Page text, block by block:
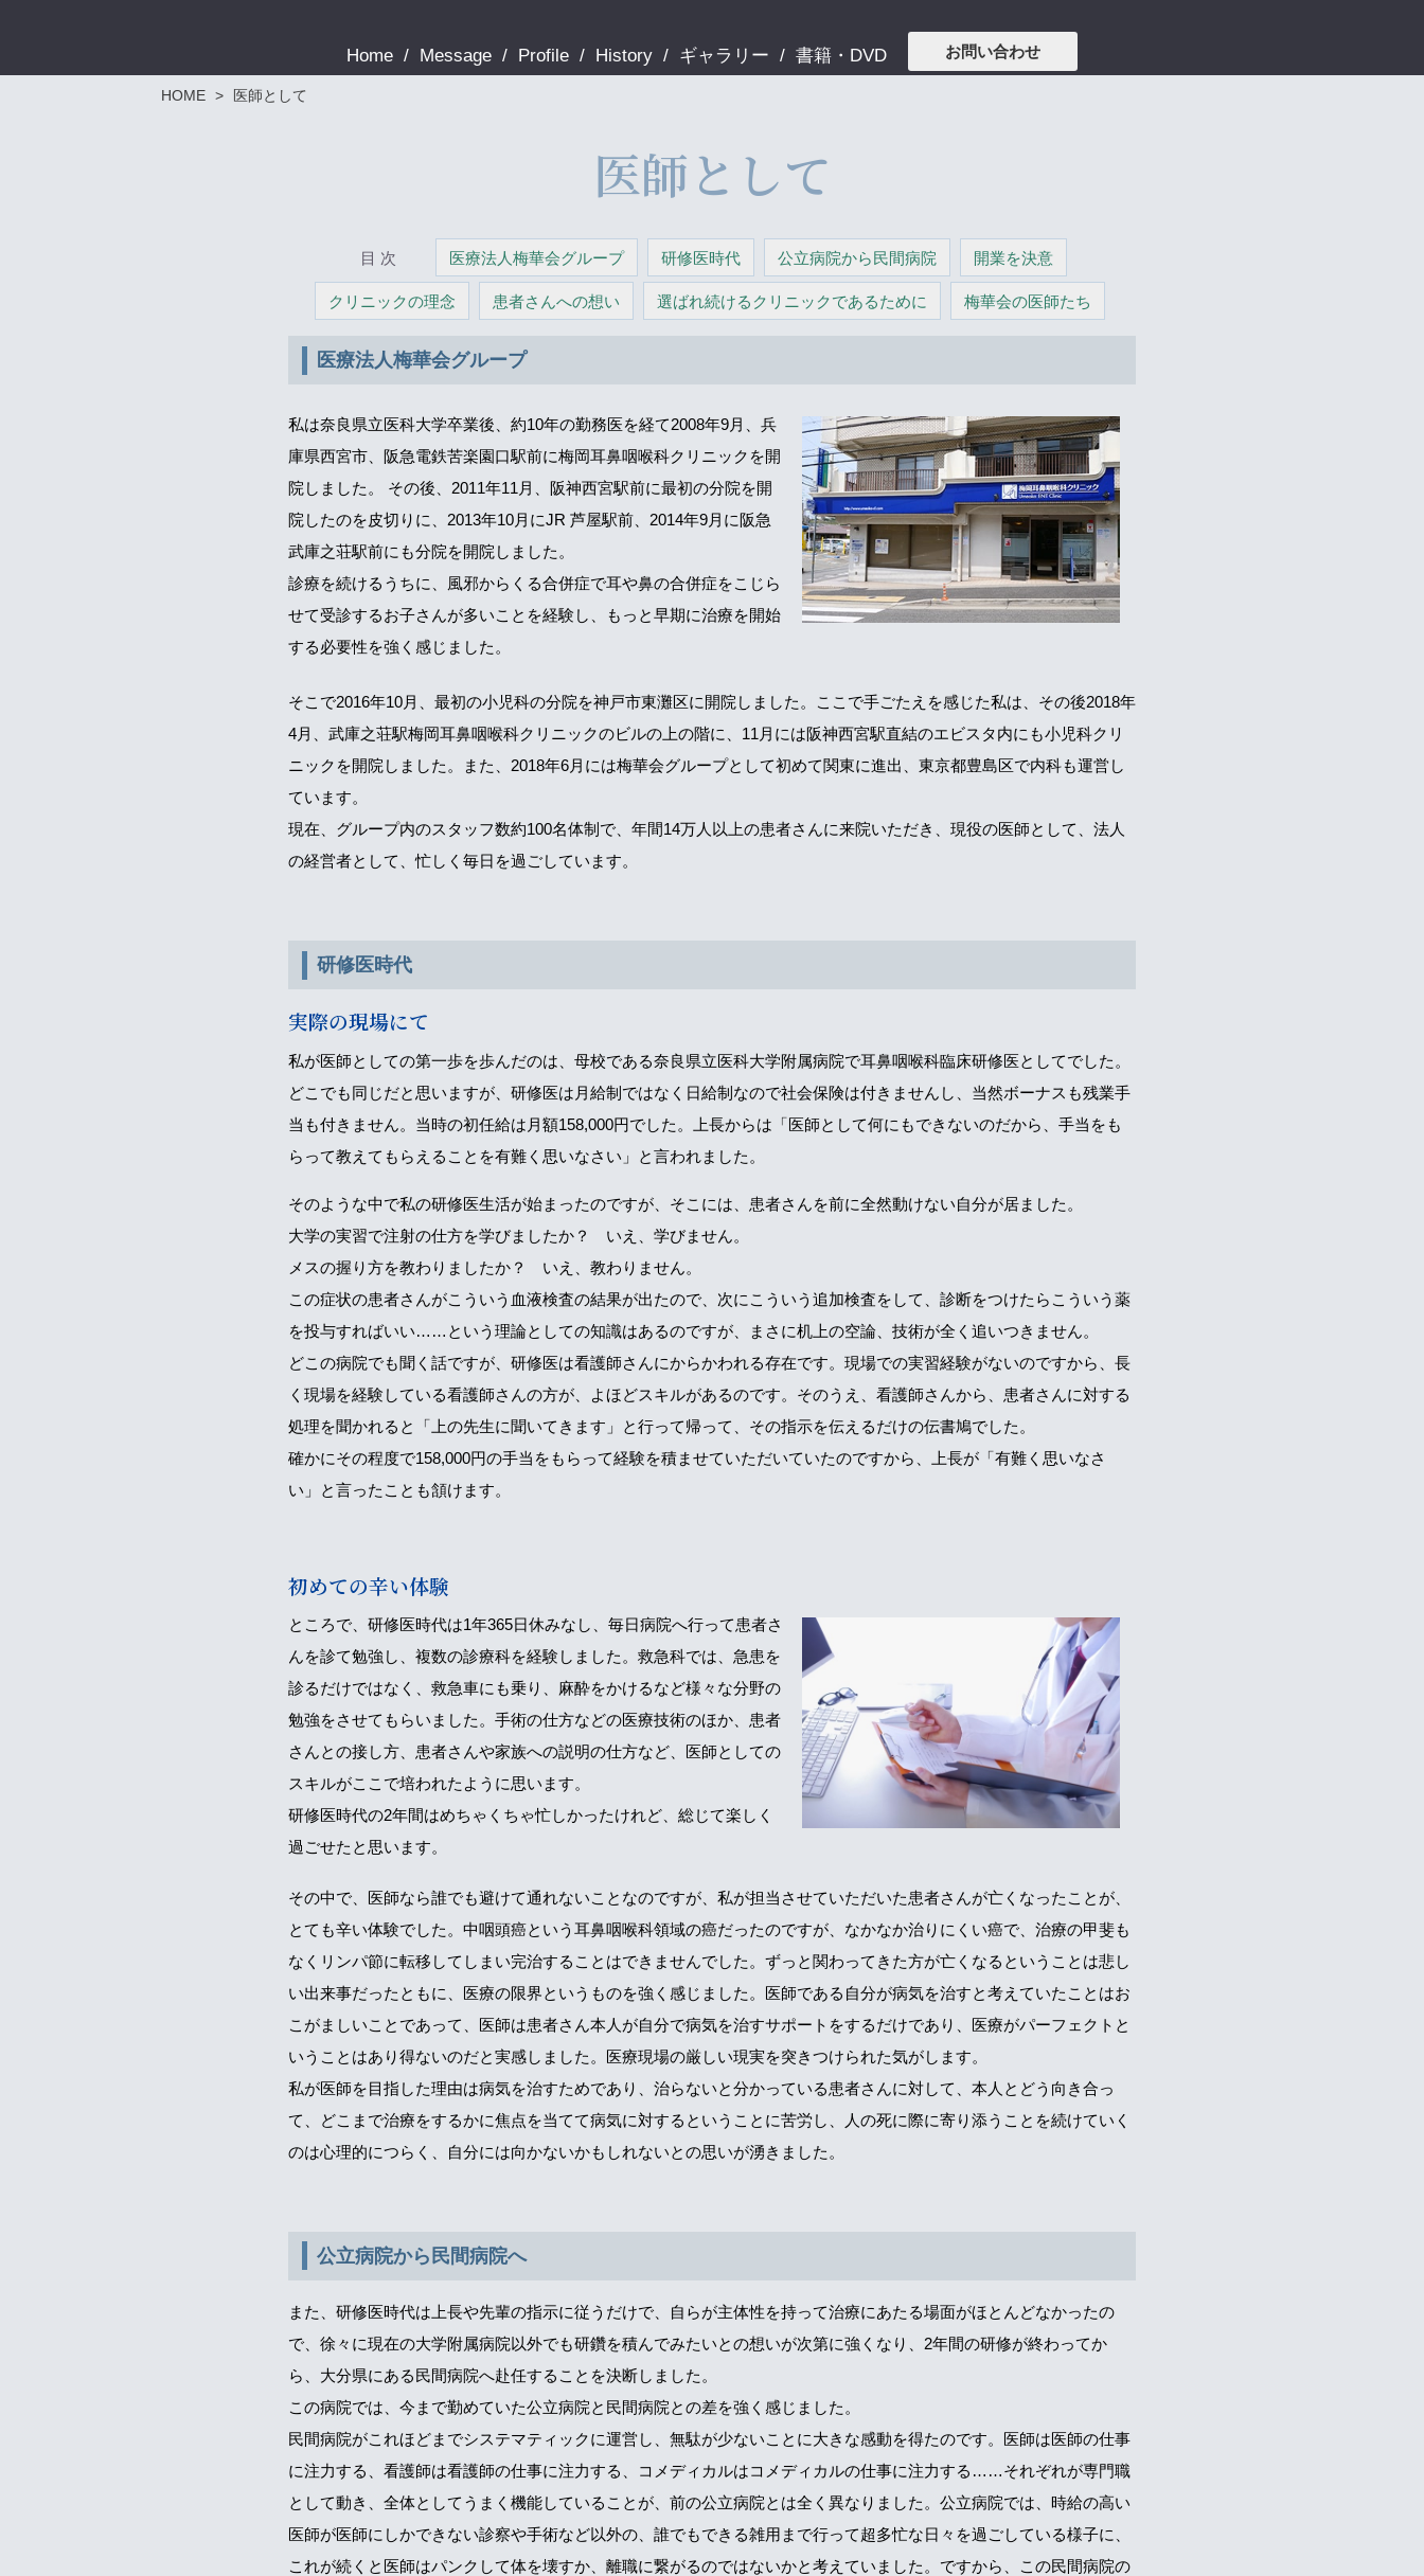
Home Message Profile History ギャラリー 書籍・DVD お問い合わせ
HOME > 医師として
医師として
目 次 医療法人梅華会グループ 研修医時代 公立病院から民間病院 開業を決意
クリニックの理念 患者さんへの想い 選ばれ続けるクリニックであるために 梅華会の医師たち
医療法人梅華会グループ
私は奈良県立医科大学卒業後、約10年の勤務医を経て2008年9月、兵
庫県西宮市、阪急電鉄苦楽園口駅前に梅岡耳鼻咽喉科クリニックを開
院しました。 その後、2011年11月、阪神西宮駅前に最初の分院を開
院したのを皮切りに、2013年10月にJR 芦屋駅前、2014年9月に阪急
武庫之荘駅前にも分院を開院しました。
診療を続けるうちに、風邪からくる合併症で耳や鼻の合併症をこじら
せて受診するお子さんが多いことを経験し、もっと早期に治療を開始
する必要性を強く感じました。
そこで2016年10月、最初の小児科の分院を神戸市東灘区に開院しました。ここで手ごたえを感じた私は、その後2018年
4月、武庫之荘駅梅岡耳鼻咽喉科クリニックのビルの上の階に、11月には阪神西宮駅直結のエビスタ内にも小児科クリ
ニックを開院しました。また、2018年6月には梅華会グループとして初めて関東に進出、東京都豊島区で内科も運営し
ています。
現在、グループ内のスタッフ数約100名体制で、年間14万人以上の患者さんに来院いただき、現役の医師として、法人
の経営者として、忙しく毎日を過ごしています。
研修医時代
実際の現場にて
私が医師としての第一歩を歩んだのは、母校である奈良県立医科大学附属病院で耳鼻咽喉科臨床研修医としてでした。
どこでも同じだと思いますが、研修医は月給制ではなく日給制なので社会保険は付きませんし、当然ボーナスも残業手
当も付きません。当時の初任給は月額158,000円でした。上長からは「医師として何にもできないのだから、手当をも
らって教えてもらえることを有難く思いなさい」と言われました。
そのような中で私の研修医生活が始まったのですが、そこには、患者さんを前に全然動けない自分が居ました。
大学の実習で注射の仕方を学びましたか？ いえ、学びません。
メスの握り方を教わりましたか？ いえ、教わりません。
この症状の患者さんがこういう血液検査の結果が出たので、次にこういう追加検査をして、診断をつけたらこういう薬
を投与すればいい……という理論としての知識はあるのですが、まさに机上の空論、技術が全く追いつきません。
どこの病院でも聞く話ですが、研修医は看護師さんにからかわれる存在です。現場での実習経験がないのですから、長
く現場を経験している看護師さんの方が、よほどスキルがあるのです。そのうえ、看護師さんから、患者さんに対する
処理を聞かれると「上の先生に聞いてきます」と行って帰って、その指示を伝えるだけの伝書鳩でした。
確かにその程度で158,000円の手当をもらって経験を積ませていただいていたのですから、上長が「有難く思いなさ
い」と言ったことも頷けます。
初めての辛い体験
ところで、研修医時代は1年365日休みなし、毎日病院へ行って患者さ
んを診て勉強し、複数の診療科を経験しました。救急科では、急患を
診るだけではなく、救急車にも乗り、麻酔をかけるなど様々な分野の
勉強をさせてもらいました。手術の仕方などの医療技術のほか、患者
さんとの接し方、患者さんや家族への説明の仕方など、医師としての
スキルがここで培われたように思います。
研修医時代の2年間はめちゃくちゃ忙しかったけれど、総じて楽しく
過ごせたと思います。
その中で、医師なら誰でも避けて通れないことなのですが、私が担当させていただいた患者さんが亡くなったことが、
とても辛い体験でした。中咽頭癌という耳鼻咽喉科領域の癌だったのですが、なかなか治りにくい癌で、治療の甲斐も
なくリンパ節に転移してしまい完治することはできませんでした。ずっと関わってきた方が亡くなるということは悲し
い出来事だったともに、医療の限界というものを強く感じました。医師である自分が病気を治すと考えていたことはお
こがましいことであって、医師は患者さん本人が自分で病気を治すサポートをするだけであり、医療がパーフェクトと
いうことはあり得ないのだと実感しました。医療現場の厳しい現実を突きつけられた気がします。
私が医師を目指した理由は病気を治すためであり、治らないと分かっている患者さんに対して、本人とどう向き合っ
て、どこまで治療をするかに焦点を当てて病気に対するということに苦労し、人の死に際に寄り添うことを続けていく
のは心理的につらく、自分には向かないかもしれないとの思いが湧きました。
公立病院から民間病院へ
また、研修医時代は上長や先輩の指示に従うだけで、自らが主体性を持って治療にあたる場面がほとんどなかったの
で、徐々に現在の大学附属病院以外でも研鑽を積んでみたいとの想いが次第に強くなり、2年間の研修が終わってか
ら、大分県にある民間病院へ赴任することを決断しました。
この病院では、今まで勤めていた公立病院と民間病院との差を強く感じました。
民間病院がこれほどまでシステマティックに運営し、無駄が少ないことに大きな感動を得たのです。医師は医師の仕事
に注力する、看護師は看護師の仕事に注力する、コメディカルはコメディカルの仕事に注力する……それぞれが専門職
として動き、全体としてうまく機能していることが、前の公立病院とは全く異なりました。公立病院では、時給の高い
医師が医師にしかできない診察や手術など以外の、誰でもできる雑用まで行って超多忙な日々を過ごしている様子に、
これが続くと医師はパンクして体を壊すか、離職に繋がるのではないかと考えていました。ですから、この民間病院の